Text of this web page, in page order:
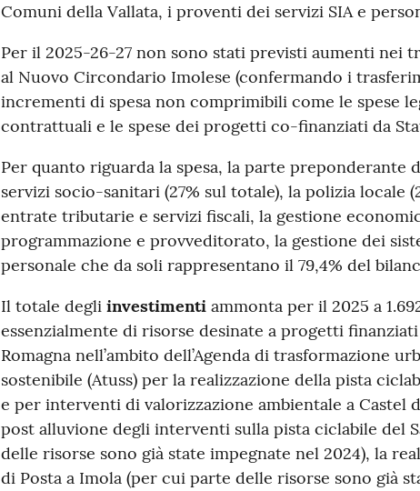
Comuni della Vallata, i proventi dei servizi SIA e
Per il 2025-26-27 non sono stati previsti aumenti nei
al Nuovo Circondario Imolese (confermando i
incrementi di spesa non comprimibili come le spese
contrattuali e le spese dei progetti co-finanziati da
Per quanto riguarda la spesa, la parte preponderante
servizi socio-sanitari (27% sul totale), la polizia locale
entrate tributarie e servizi fiscali, la gestione
programmazione e provveditorato, la gestione dei
personale che da soli rappresentano il 79,4% del
Il totale degli investimentiammonta per il 2025 a
essenzialmente di risorse desinate a progetti
Romagna nell’ambito dell’Agenda di trasformazione
sostenibile (Atuss) per la realizzazione della pista
e per interventi di valorizzazione ambientale a Castel
post alluvione degli interventi sulla pista ciclabile del
delle risorse sono già state impegnate nel 2024), la
di Posta a Imola (per cui parte delle risorse sono già